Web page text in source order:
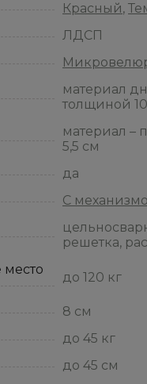
Красный,
ЛДСП
материал
толщиной
материал –
5,5 см
да
С
решетка,
место
до 120 кг
8 см
до 45 кг
до 45 см